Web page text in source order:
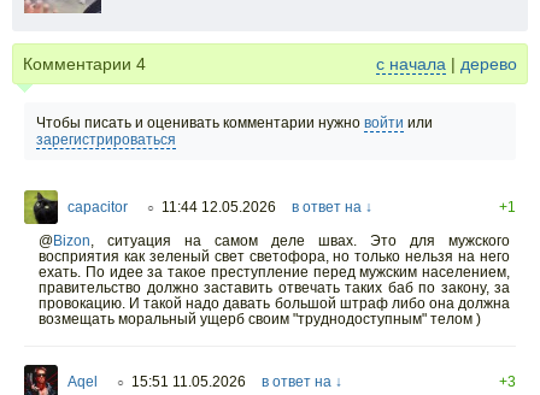
Комментарии 4 с начала | дерево
Чтобы писать и оценивать комментарии нужно войти или
зарегистрироваться
capacitor ○ 11:44 12.05.2026 в ответ на ↓
+1
@Bizon
ситуация на самом деле швах. Это для мужского
восприятия как зеленый свет светофора, но только нельзя на него
ехать. По идее за такое преступление перед мужским населением,
правительство должно заставить отвечать таких баб по закону, за
провокацию. И такой надо давать большой штраф либо она должна
возмещать моральный ущерб своим "труднодоступным" телом )
Aqel ○ 15:51 11.05.2026 в ответ на ↓
+3